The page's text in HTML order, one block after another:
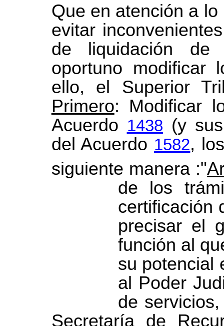
Que en atención a
evitar
de liquidación de
oportuno modificar
ello, el Superior
Primero: Modificar
Acuerdo 1438 (y
del Acuerdo 1582,
siguiente manera :"
de los
certificación
precisar el
función al
su potencial
al Poder
de
Secretaría de